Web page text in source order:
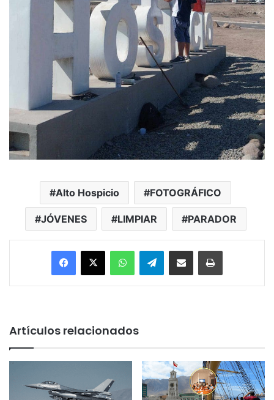
Alto Hospicio FOTOGRÁFICO
JÓVENES LIMPIAR PARADOR
Facebook
X WhatsAppTelegramEnviar vía email Imprimir
Artículos relacionados